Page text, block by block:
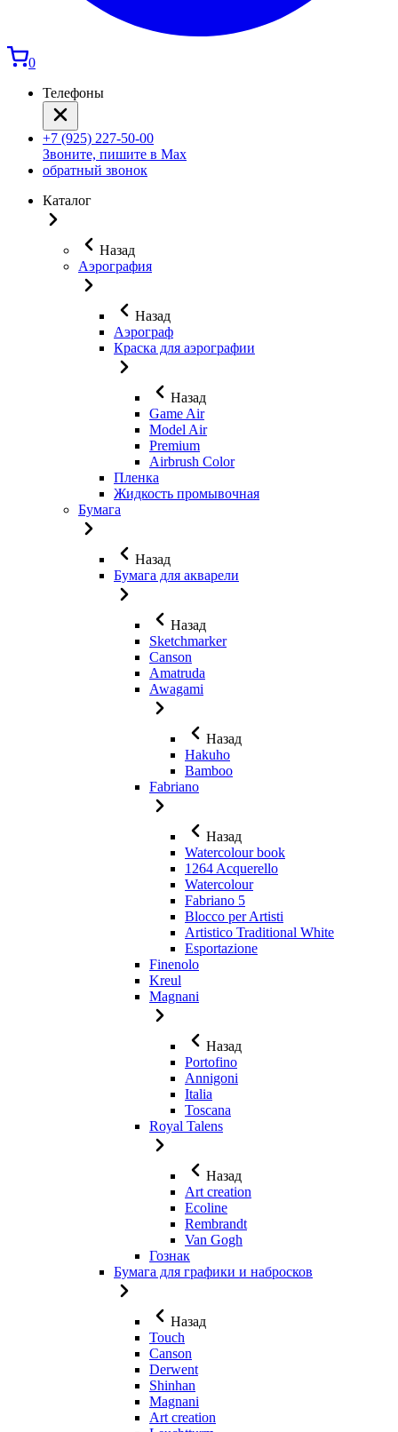
0
Телефоны
+7 (925) 227-50-00
Звоните, пишите в Max
обратный звонок
Каталог
Назад
Аэрография
Назад
Аэрограф
Краска для аэрографии
Назад
Game Air
Model Air
Premium
Airbrush Color
Пленка
Жидкость промывочная
Бумага
Назад
Бумага для акварели
Назад
Sketchmarker
Canson
Amatruda
Awagami
Назад
Hakuho
Bamboo
Fabriano
Назад
Watercolour book
1264 Acquerello
Watercolour
Fabriano 5
Blocco per Artisti
Artistico Traditional White
Esportazione
Finenolo
Kreul
Magnani
Назад
Portofino
Annigoni
Italia
Toscana
Royal Talens
Назад
Art creation
Ecoline
Rembrandt
Van Gogh
Гознак
Бумага для графики и набросков
Назад
Touch
Canson
Derwent
Shinhan
Magnani
Art creation